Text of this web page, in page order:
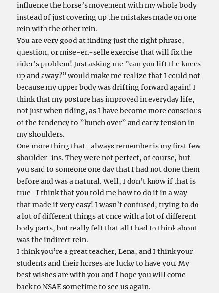
influence the horse’s movement with my whole body
instead of just covering up the mistakes made on one
rein with the other rein.
You are very good at finding just the right phrase,
question, or mise-en-selle exercise that will fix the
rider’s problem! Just asking me ”can you lift the knees
up and away?” would make me realize that I could not
because my upper body was drifting forward again! I
think that my posture has improved in everyday life,
not just when riding, as I have become more conscious
of the tendency to ”hunch over” and carry tension in
my shoulders.
One more thing that I always remember is my first few
shoulder-ins. They were not perfect, of course, but
you said to someone one day that I had not done them
before and was a natural. Well, I don’t know if that is
true–I think that you told me how to do it in a way
that made it very easy! I wasn’t confused, trying to do
a lot of different things at once with a lot of different
body parts, but really felt that all I had to think about
was the indirect rein.
I think you’re a great teacher, Lena, and I think your
students and their horses are lucky to have you. My
best wishes are with you and I hope you will come
back to NSAE sometime to see us again.